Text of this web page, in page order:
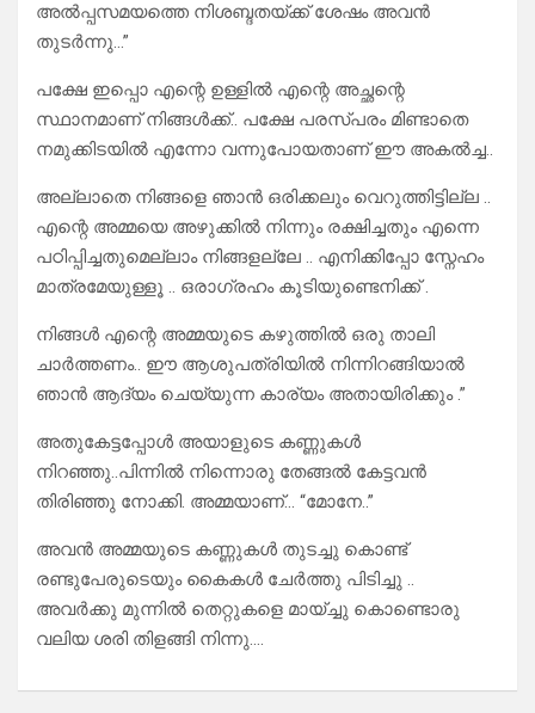
അൽപ്പസമയത്തെ നിശബ്ദതയ്ക്ക് ശേഷം അവൻ
തുടർന്നു…”
പക്ഷേ ഇപ്പൊ എന്റെ ഉള്ളിൽ എന്റെ അച്ഛന്റെ
സ്ഥാനമാണ് നിങ്ങൾക്ക്.. പക്ഷേ പരസ്പരം മിണ്ടാതെ
നമുക്കിടയിൽ എന്നോ വന്നുപോയതാണ് ഈ അകൽച്ച..
അല്ലാതെ നിങ്ങളെ ഞാൻ ഒരിക്കലും വെറുത്തിട്ടില്ല ..
എന്റെ അമ്മയെ അഴുക്കിൽ നിന്നും രക്ഷിച്ചതും എന്നെ
പഠിപ്പിച്ചതുമെല്ലാം നിങ്ങളല്ലേ .. എനിക്കിപ്പോ സ്നേഹം
മാത്രമേയുള്ളൂ .. ഒരാഗ്രഹം കൂടിയുണ്ടെനിക്ക് .
നിങ്ങൾ എന്റെ അമ്മയുടെ കഴുത്തിൽ ഒരു താലി
ചാർത്തണം.. ഈ ആശുപത്രിയിൽ നിന്നിറങ്ങിയാൽ
ഞാൻ ആദ്യം ചെയ്യുന്ന കാര്യം അതായിരിക്കും .”
അതുകേട്ടപ്പോൾ അയാളുടെ കണ്ണുകൾ
നിറഞ്ഞു..പിന്നിൽ നിന്നൊരു തേങ്ങൽ കേട്ടവൻ
തിരിഞ്ഞു നോക്കി. അമ്മയാണ്… “മോനേ..”
അവൻ അമ്മയുടെ കണ്ണുകൾ തുടച്ചു കൊണ്ട്
രണ്ടുപേരുടെയും കൈകൾ ചേർത്തു പിടിച്ചു ..
അവർക്കു മുന്നിൽ തെറ്റുകളെ മായ്ച്ചു കൊണ്ടൊരു
വലിയ ശരി തിളങ്ങി നിന്നു….